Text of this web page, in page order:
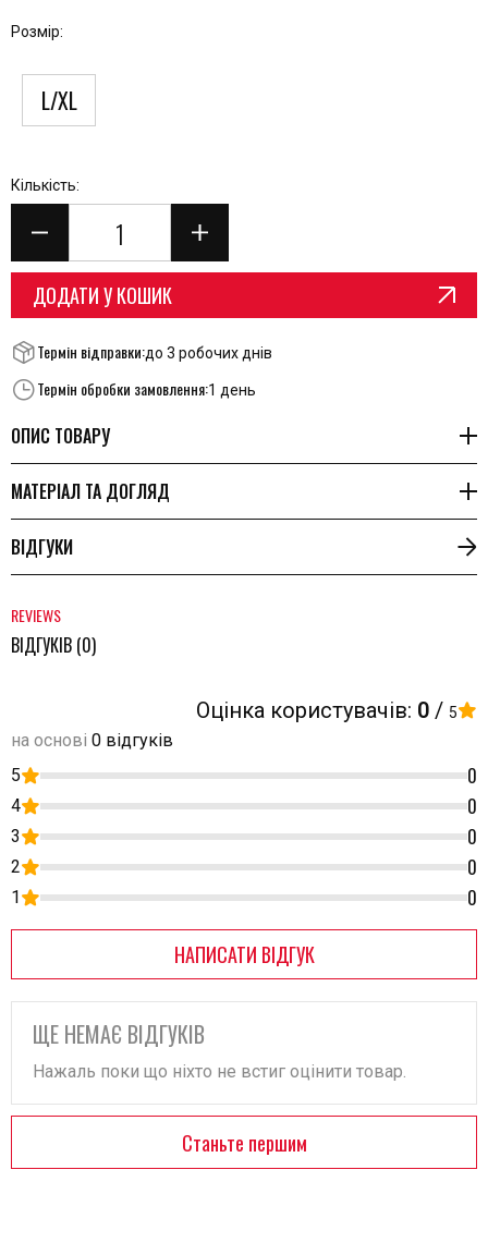
Розмір:
L/XL
Кількість:
ДОДАТИ У КОШИК
Термін відправки:до 3 робочих днів
Термін обробки замовлення:1 день
ОПИС ТОВАРУ
МАТЕРІАЛ ТА ДОГЛЯД
ВІДГУКИ
REVIEWS
ВІДГУКІВ (0)
Оцінка користувачів: 0 / 5
на основі 0 відгуків
5
0
4 0
3 0
2 0
1 0
НАПИСАТИ ВІДГУК
ЩЕ НЕМАЄ ВІДГУКІВ
Нажаль поки що ніхто не встиг оцінити товар.
Станьте першим